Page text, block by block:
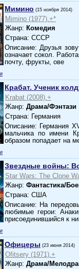
Мимино (15 ноября 2014)
Mimino (1977).+*
Жанр: Комедия
Страна: СССР
Описание: Друзья
означает сокол.
почту, фрукты, ове
Крабат. Ученик
Krabat (2008).+
Жанр: Драма/Фэнтази
Страна: Германия
Описание: Германия
мальчика по имени
образом попадает на
Звездные войны:
Star Wars: The Clone
Жанр: Фантастика/
Страна: США
Описание: На
любимые герои:
присоединившийся к
Офицеры (23 июня 2014)
Ofitsery (1971).+
Жанр: Драма/